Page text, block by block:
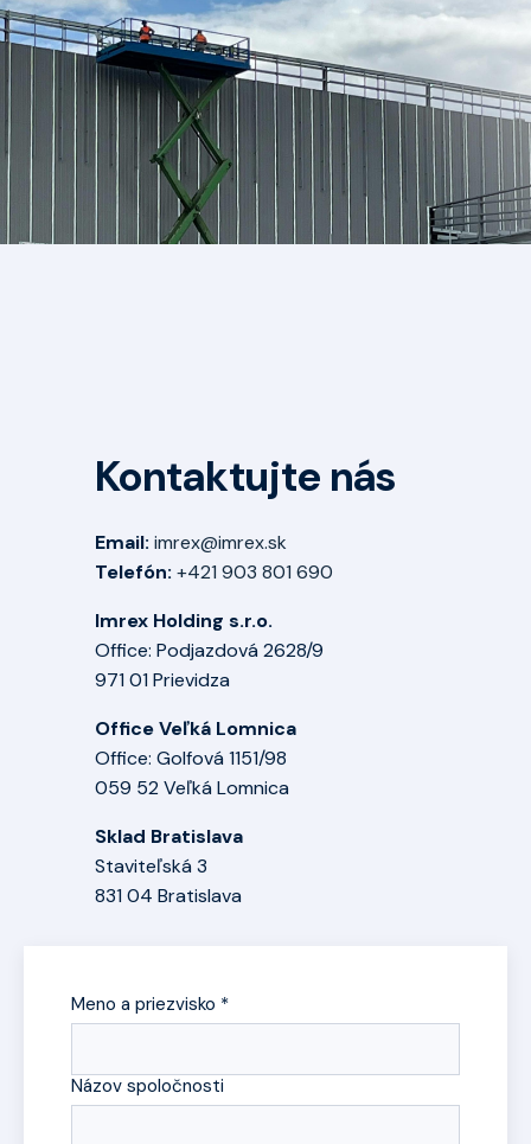
Kontaktujte nás
Email: imrex@imrex.sk
Telefón: +421 903 801 690
Imrex Holding s.r.o.
Office: Podjazdová 2628/9
971 01 Prievidza
Office Veľká Lomnica
Office: Golfová 1151/98
059 52 Veľká Lomnica
Sklad Bratislava
Staviteľská 3
831 04 Bratislava
Meno a priezvisko *
Názov spoločnosti